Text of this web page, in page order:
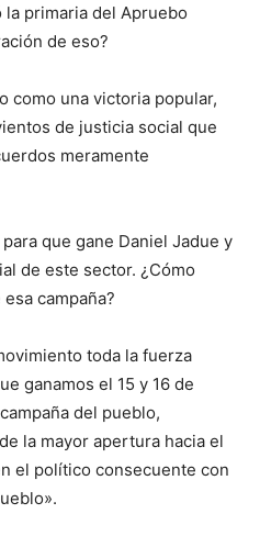
la primaria del Apruebo
de eso?
como una victoria popular,
de justicia social que
meramente
que gane Daniel Jadue y
de este sector. ¿Cómo
campaña?
toda la fuerza
ganamos el 15 y 16 de
del pueblo,
la mayor apertura hacia el
el político consecuente con